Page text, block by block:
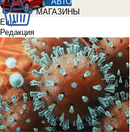
МАГАЗИНЫ
Еще
Редакция